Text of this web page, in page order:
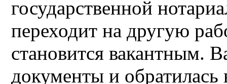
государственной
переходит на другую
становится вакантным.
документы и